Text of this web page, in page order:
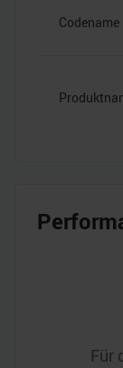
Codename
Für